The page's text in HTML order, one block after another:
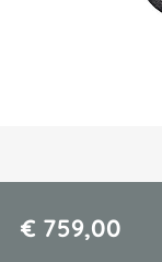
€ 759,00
afbeeldingen-
gallerij